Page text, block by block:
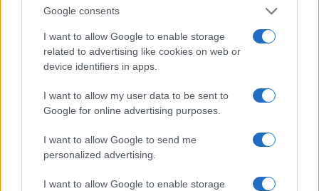
Google consents
I want to allow Google to enable storage
related to advertising like cookies on web or
device identifiers in apps.
I want to allow my user data to be sent to
Google for online advertising purposes.
I want to allow Google to send me
personalized advertising.
I want to allow Google to enable storage
FUDBAL
14.07.26. 19:46